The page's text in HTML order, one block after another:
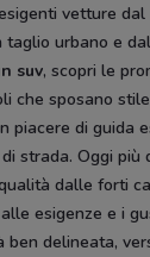
vetture dal
taglio urbano e
suv, scopri le
che sposano
piacere di guida
strada. Oggi più
dalle forti
esigenze e i
ben delineata,